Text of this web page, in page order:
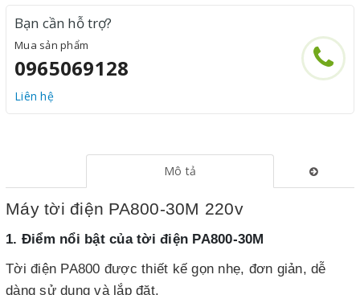
Bạn cần hỗ trợ?
Mua sản phẩm
0965069128
Liên hệ
Mô tả
Máy tời điện PA800-30M 220v
1. Điểm nổi bật của tời điện PA800-30M
Tời điện PA800 được thiết kế gọn nhẹ, đơn giản, dễ
dàng sử dụng và lắp đặt.